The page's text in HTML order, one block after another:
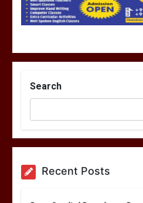
Search
Recent Posts